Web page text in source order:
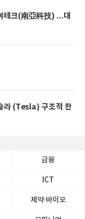
테크(南亞科技) ...대
구조적 한
금융
ICT
제약∙바이오